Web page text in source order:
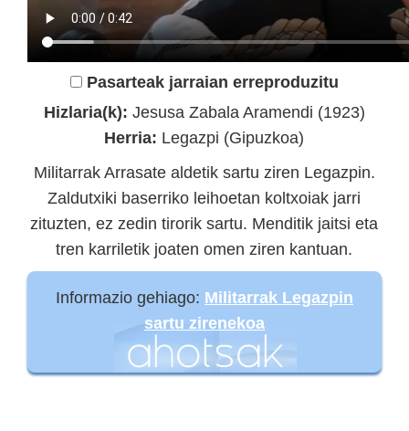
Pasarteak jarraian erreproduzitu
Hizlaria(k): Jesusa Zabala Aramendi (1923)
Herria: Legazpi (Gipuzkoa)
Militarrak Arrasate aldetik sartu ziren Legazpin.
Zaldutxiki baserriko leihoetan koltxoiak jarri
zituzten, ez zedin tirorik sartu. Menditik jaitsi eta
tren karriletik joaten omen ziren kantuan.
Informazio gehiago: Militarrak Legazpin
sartu zirenekoa